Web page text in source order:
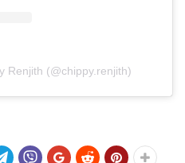
Renjith (@chippy.renjith)